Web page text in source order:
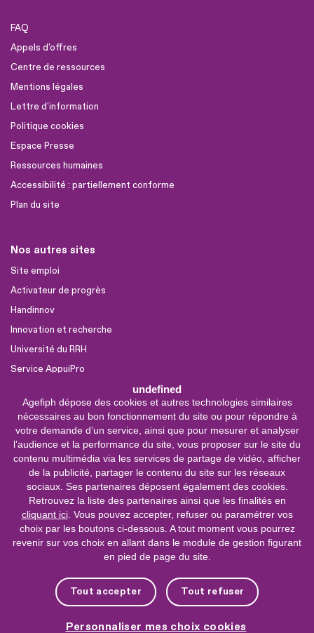
undefined
Agefiph dépose des cookies et autres technologies similaires
nécessaires au bon fonctionnement du site ou pour répondre à
votre demande d’un service, ainsi que pour mesurer et analyser
l’audience et la performance du site, vous proposer sur le site du
contenu multimédia via les services de partage de vidéo, afficher
de la publicité, partager le contenu du site sur les réseaux
sociaux. Ses partenaires déposent également des cookies.
Retrouvez la liste des partenaires ainsi que les finalités en
cliquant ici. Vous pouvez accepter, refuser ou paramétrer vos
choix par les boutons ci-dessous. A tout moment vous pourrez
revenir sur vos choix en allant dans le module de gestion figurant
en pied de page du site.
Tout accepter Tout refuser
Personnaliser mes choix cookies
FAQ
Appels d'offres
Centre de ressources
Mentions légales
Lettre d'information
Politique cookies
Espace Presse
Ressources humaines
Accessibilité : partiellement conforme
Plan du site
Nos autres sites
Site emploi
Activateur de progrès
Handinnov
Innovation et recherche
Université du RRH
Service AppuiPro
Nous suivre
Youtube
Linkedin
Facebook
0 800 11 10 09
Service &
appel gratuits
Nous contacter
Plateforme de mise en contact LSF